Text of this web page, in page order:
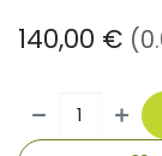
140,00 €